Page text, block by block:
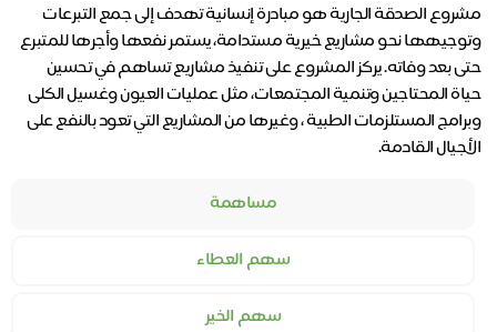
مشروع الصدقة الجارية هو مبادرة إنسانية تهدف إلى جمع التبرعات
وتوجيهها نحو مشاريع خيرية مستدامة، يستمر نفعها وأجرها للمتبرع
حتى بعد وفاته. يركز المشروع على تنفيذ مشاريع تساهم في تحسين
حياة المحتاجين وتنمية المجتمعات، مثل عمليات العيون وغسيل الكلى
وبرامج المستلزمات الطبية ، وغيرها من المشاريع التي تعود بالنفع على
الأجيال القادمة.
مساهمة
سهم العطاء
سهم الخير